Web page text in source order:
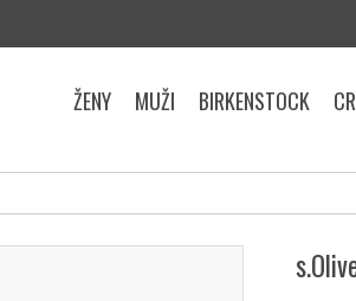
ŽENY MUŽI BIRKENSTOCK